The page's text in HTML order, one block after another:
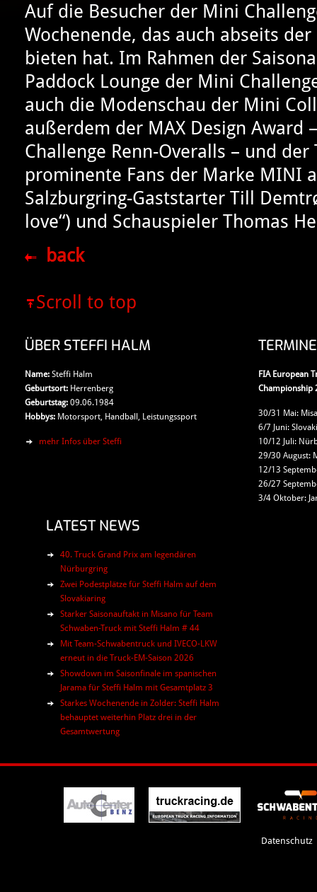
Auf die Besucher der Mini
Wochenende, das auch abseits
bieten hat. Im Rahmen der
Paddock Lounge der Mini
auch die Modenschau der Mini
außerdem der MAX Design Award
Challenge Renn-Overalls – und
prominente Fans der Marke MINI
Salzburgring-Gaststarter Till
love“) und Schauspieler Thomas
back
Scroll to top
ÜBER STEFFI HALM
Name: Steffi Halm
Geburtsort: Herrenberg
Geburtstag: 09.06.1984
Hobbys: Motorsport, Handball, Leistungssport
mehr Infos über Steffi
TERMINE
FIA European
Championship
30/31 Mai:
6/7 Juni:
10/12 Juli:
29/30 August:
12/13
26/27
3/4 Oktober:
LATEST NEWS
40. Truck Grand Prix am legendären
Nürburgring
Zwei Podestplätze für Steffi Halm auf dem
Slovakiaring
Starker Saisonauftakt in Misano für Team
Schwaben-Truck mit Steffi Halm # 44
Mit Team-Schwabentruck und IVECO-LKW
erneut in die Truck-EM-Saison 2026
Showdown im Saisonfinale im spanischen
Jarama für Steffi Halm mit Gesamtplatz 3
Starkes Wochenende in Zolder: Steffi Halm
behauptet weiterhin Platz drei in der
Gesamtwertung
Datenschutz